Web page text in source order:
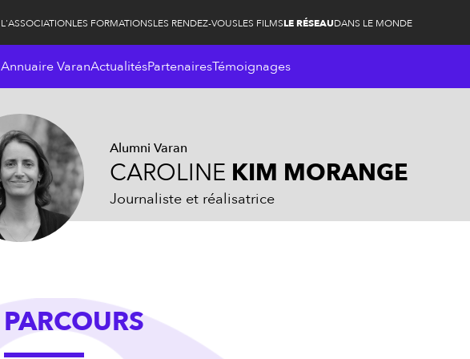
L'ASSOCIATIONLES FORMATIONSLES RENDEZ-VOUSLES FILMSLE RÉSEAUDANS LE MONDE
Annuaire VaranActualitésPartenairesTémoignages
Alumni Varan
CAROLINE KIM MORANGE
Journaliste et réalisatrice
PARCOURS